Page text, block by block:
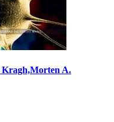
Kragh,Morten A.